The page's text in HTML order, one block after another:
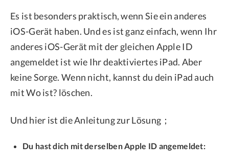
Es ist besonders praktisch, wenn Sie ein anderes
iOS-Gerät haben. Und es ist ganz einfach, wenn Ihr
anderes iOS-Gerät mit der gleichen Apple ID
angemeldet ist wie Ihr deaktiviertes iPad. Aber
keine Sorge. Wenn nicht, kannst du dein iPad auch
mit Wo ist? löschen.
Und hier ist die Anleitung zur Lösung；
Du hast dich mit derselben Apple ID angemeldet: